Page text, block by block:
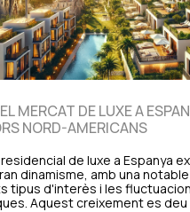
MERCAT DE LUXE A
NORD-AMERICANS
de luxe a Espanya
dinamisme, amb una
tipus d'interès i les
Aquest creixement es deu